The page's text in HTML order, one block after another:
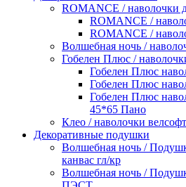
ROMANCE / наволочки
ROMANCE /
ROMANCE /
Волшебная ночь /
Гобелен Плюс /
Гобелен Плюс
Гобелен Плюс
Гобелен Плюс
45*65 Пано
Клео / наволочки велсофт
Декоративные подушки
Волшебная ночь /
канвас гл/кр
Волшебная ночь /